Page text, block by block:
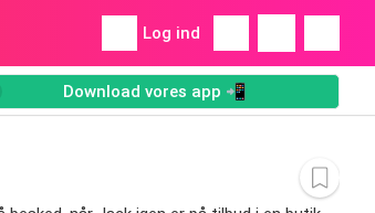
Log ind
Download vores app 📲